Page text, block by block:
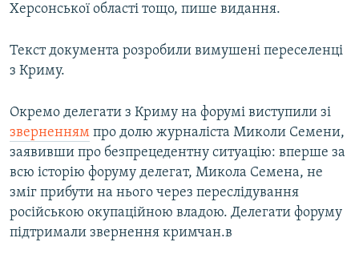
Херсонської області тощо, пише видання.
Текст документа розробили вимушені переселенці
з Криму.
Окремо делегати з Криму на форумі виступили зі
зверненням про долю журналіста Миколи Семени,
заявивши про безпрецедентну ситуацію: вперше за
всю історію форуму делегат, Микола Семена, не
зміг прибути на нього через переслідування
російською окупаційною владою. Делегати форуму
підтримали звернення кримчан.в